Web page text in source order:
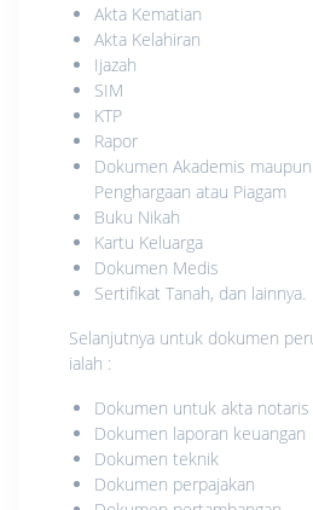
Akta Kematian
Akta Kelahiran
Ijazah
SIM
KTP
Rapor
Dokumen Akademis
Penghargaan atau Piagam
Buku Nikah
Kartu Keluarga
Dokumen Medis
Sertifikat Tanah, dan lainnya.
Selanjutnya untuk dokumen
ialah :
Dokumen untuk akta notaris
Dokumen laporan keuangan
Dokumen teknik
Dokumen perpajakan